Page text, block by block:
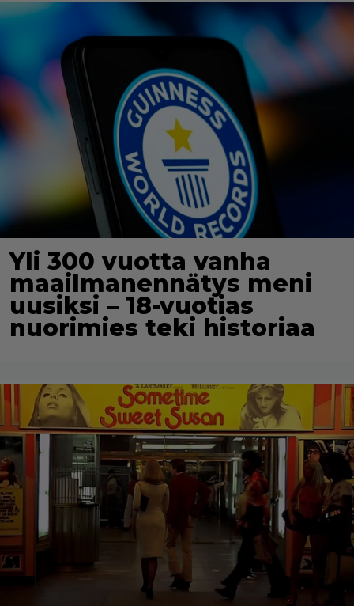
Yli 300 vuotta vanha
maailmanennätys meni
uusiksi – 18-vuotias
nuorimies teki historiaa